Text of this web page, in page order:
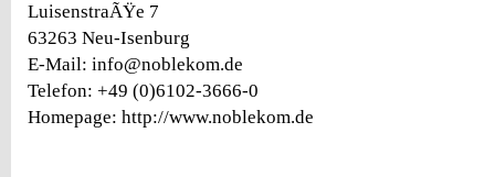
LuisenstraÃŸe 7
63263 Neu-Isenburg
E-Mail: info@noblekom.de
Telefon: +49 (0)6102-3666-0
Homepage: http://www.noblekom.de